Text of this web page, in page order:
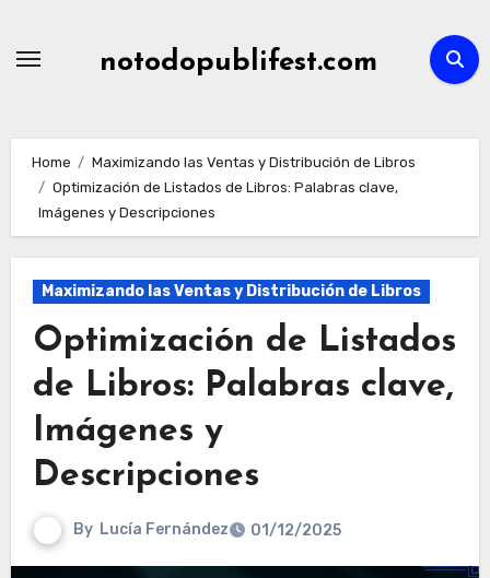
notodopublifest.com
Home
Maximizando las Ventas y Distribución de Libros
Optimización de Listados de Libros: Palabras clave,
Imágenes y Descripciones
Maximizando las Ventas y Distribución de Libros
Optimización de Listados
de Libros: Palabras clave,
Imágenes y
Descripciones
By Lucía Fernández 01/12/2025